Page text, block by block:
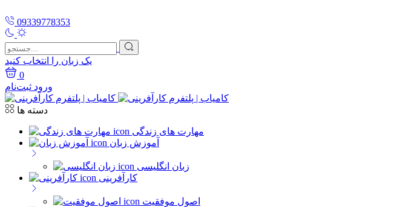
09339778353
یک زبان را انتخاب کنید
0
ورود ثبت‌نام
دسته ها
مهارت های زندگی
آموزش زبان
زبان انگلیسی
کارآفرینی
اصول موفقیت